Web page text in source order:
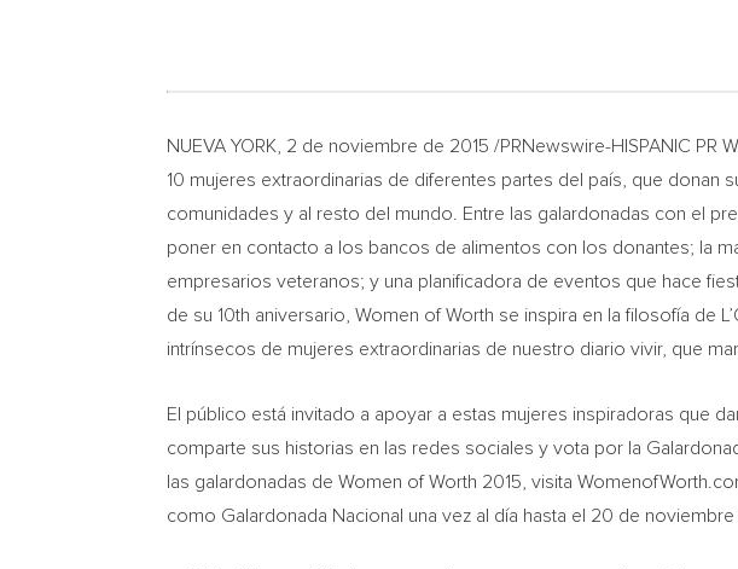
NUEVA YORK , 2 de noviembre de 2015 /PRNewswire-HISPANIC
10 mujeres extraordinarias de diferentes partes del país, que donan
comunidades y al resto del mundo. Entre las galardonadas con el
poner en contacto a los bancos de alimentos con los donantes; la
empresarios veteranos; y una planificadora de eventos que hace
de su 10th aniversario, Women of Worth se inspira en la filosofía de
intrínsecos de mujeres extraordinarias de nuestro diario vivir, que
El público está invitado a apoyar a estas mujeres inspiradoras que
comparte sus historias en las redes sociales y vota por la
las galardonadas de Women of Worth 2015, visita
como Galardonada Nacional una vez al día hasta el 20 de noviembre